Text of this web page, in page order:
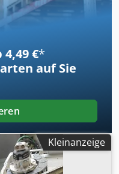
€*
auf Sie
Kleinanzeige